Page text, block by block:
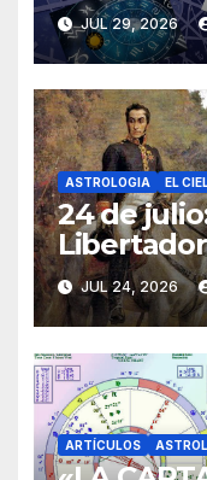
JUL 29, 2026
ASTROLOGIA EL
24 de
Libertador
JUL 24, 2026
ARTÍCULOS